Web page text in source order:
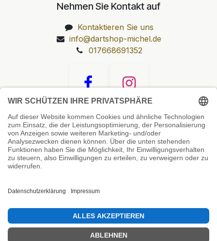
Nehmen Sie Kontakt auf
Kontaktieren Sie uns
info@dartshop-michel.de
017668691352
Unsere Prüfsiegel